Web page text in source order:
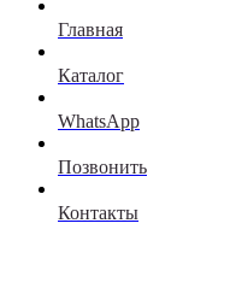
Главная
Каталог
WhatsApp
Позвонить
Контакты